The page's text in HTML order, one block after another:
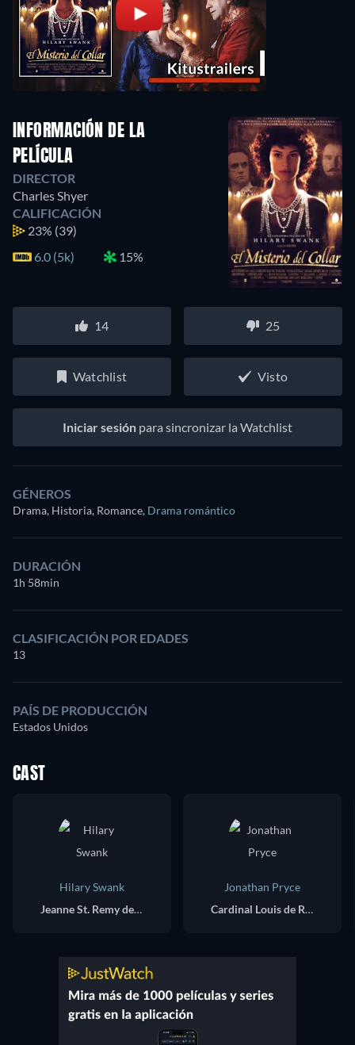
INFORMACIÓN DE LA
PELÍCULA
DIRECTOR
Charles Shyer
CALIFICACIÓN
23% (39)
6.0 (5k)
15%
14 25
Watchlist Visto
Iniciar sesión para sincronizar la Watchlist
GÉNEROS
Drama, Historia, Romance, Drama romántico
DURACIÓN
1h 58min
CLASIFICACIÓN POR EDADES
13
PAÍS DE PRODUCCIÓN
Estados Unidos
CAST
Hilary Swank
Jeanne St. Remy de Valois
Jonathan Pryce
Cardinal Louis de Rohan